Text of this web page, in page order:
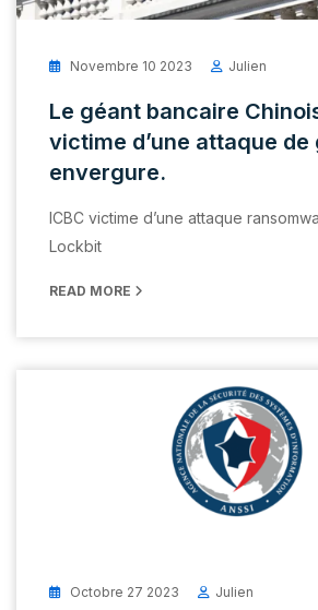
Novembre 10 2023 Julien
Le géant bancaire
victime d’une attaque de
envergure.
ICBC victime d’une attaque
Lockbit
READ MORE
Octobre 27 2023 Julien